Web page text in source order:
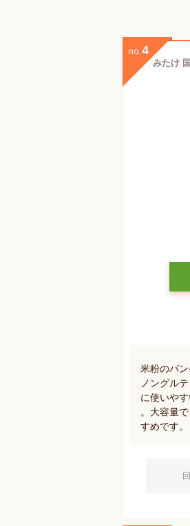
no. 4
米粉のパ
ノングル
に使いや
。大容量
すめです。